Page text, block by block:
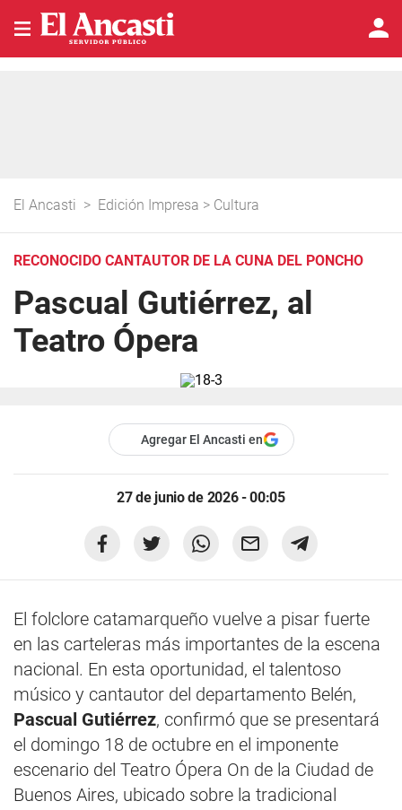
El Ancasti > Edición Impresa > Cultura
RECONOCIDO CANTAUTOR DE LA CUNA DEL PONCHO
Pascual Gutiérrez, al
Teatro Ópera
Agregar El Ancasti en
27 de junio de 2026 - 00:05
El folclore catamarqueño vuelve a pisar fuerte
en las carteleras más importantes de la escena
nacional. En esta oportunidad, el talentoso
músico y cantautor del departamento Belén,
Pascual Gutiérrez, confirmó que se presentará
el domingo 18 de octubre en el imponente
escenario del Teatro Ópera On de la Ciudad de
Buenos Aires, ubicado sobre la tradicional